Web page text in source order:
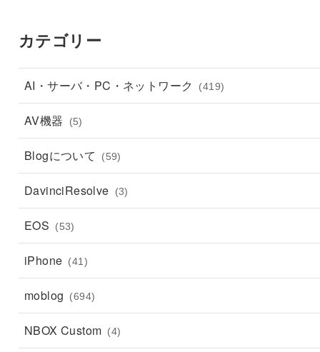
カテゴリー
AI・サーバ・PC・ネットワーク (419)
AV機器 (5)
Blogについて (59)
DavinciResolve (3)
EOS (53)
iPhone (41)
moblog (694)
NBOX Custom (4)